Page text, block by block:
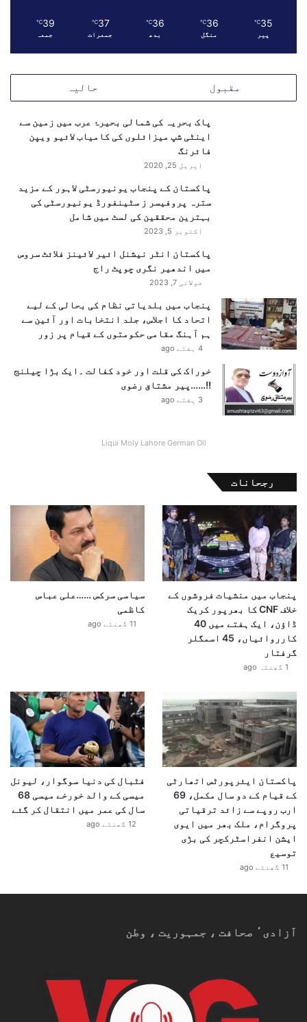
ں
ک
35
℃
پیر
36
℃
منگل
36
℃
بدھ
37
℃
جمعرات
39
℃
جمعہ
مقبول حالیہ
پاک بحریہ کی شمالی بحیرۂ عرب میں زمین سے
اینٹی شپ میزائلوں کی کامیاب لائیو ویپن
فائرنگ
اپریل 25, 2020
پاکستان کے پنجاب یونیورسٹی لاہور کے مزید
سترہ پروفیسر ز سٹینفورڈ یونیورسٹی کی
بہترین محققین کی لسٹ میں شامل
اکتوبر 5, 2023
پاکستان انٹر نیشنل ائیر لائینز فلائٹ سروس
میں اندھیر نگری چوپٹ راج
جولائی 7, 2023
پنجاب میں بلدیاتی نظام کی بحالی کے لیے
اتحاد کا اجلاس، جلد انتخابات اور آئین سے
ہم آہنگ مقامی حکومتوں کے قیام پر زور
4 ہفتے ago
خوراک کی قلت اور خود کفالت ۔ایک بڑا چیلنج
!!……پیر مشتاق رضوی
3 ہفتے ago
Liqui Moly Lahore German Oil
رجحانات
پنجاب میں منشیات فروشوں کے
خلاف CNF کا بھرپور کریک
ڈاؤن، ایک ہفتے میں 40
کارروائیاں، 45 اسمگلر
گرفتار
1 گھنٹہ ago
سیاسی سرکس ……علی عباس
کاظمی
11 گھنٹے ago
پاکستان ایئرپورٹس اتھارٹی
کے قیام کے دو سال مکمل، 69
ارب روپے سے زائد ترقیاتی
پروگرام، ملک بھر میں ایوی
ایشن انفراسٹرکچر کی بڑی
توسیع
11 گھنٹے ago
فٹبال کی دنیا سوگوار، لیونل
میسی کے والد خورخے میسی 68
سال کی عمر میں انتقال کر گئے
12 گھنٹے ago
آزادیٴ صحافت ، جمہوریت ، وطن